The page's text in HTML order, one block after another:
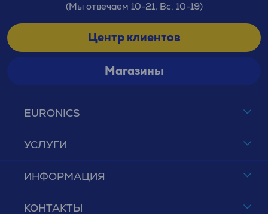
EURONICS
УСЛУГИ
ИНФОРМАЦИЯ
КОНТАКТЫ
(Мы отвечаем 10-21, Вс. 10-19)
Центр клиентов
Магазины